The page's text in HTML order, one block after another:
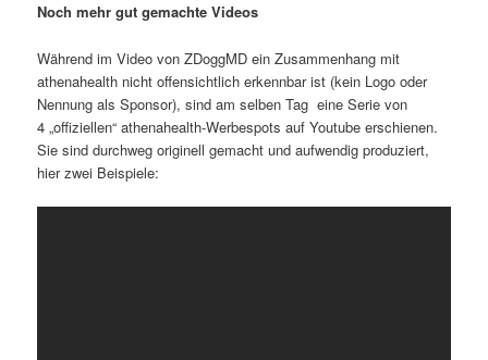
Noch mehr gut gemachte Videos
Während im Video von ZDoggMD ein Zusammenhang mit
athenahealth nicht offensichtlich erkennbar ist (kein Logo oder
Nennung als Sponsor), sind am selben Tag eine Serie von
4 „offiziellen“ athenahealth-Werbespots auf Youtube erschienen.
Sie sind durchweg originell gemacht und aufwendig produziert,
hier zwei Beispiele: